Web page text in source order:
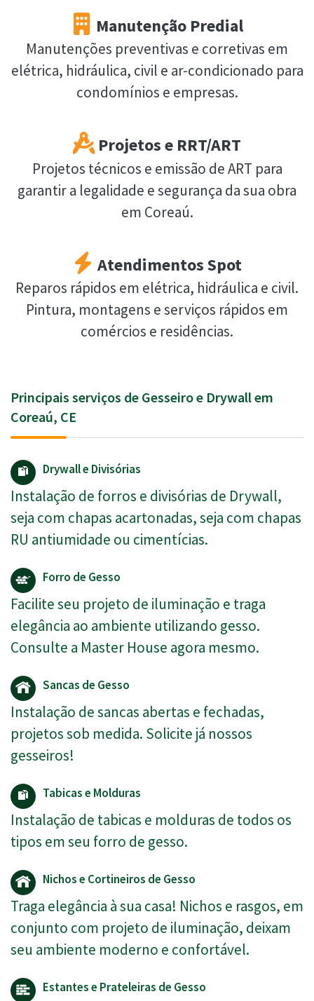
Manutenção Predial
Manutenções preventivas e corretivas em
elétrica, hidráulica, civil e ar-condicionado para
condomínios e empresas.
Projetos e RRT/ART
Projetos técnicos e emissão de ART para
garantir a legalidade e segurança da sua obra
em Coreaú.
Atendimentos Spot
Reparos rápidos em elétrica, hidráulica e civil.
Pintura, montagens e serviços rápidos em
comércios e residências.
Principais serviços de Gesseiro e Drywall em
Coreaú, CE
Drywall e Divisórias
Instalação de forros e divisórias de Drywall,
seja com chapas acartonadas, seja com chapas
RU antiumidade ou cimentícias.
Forro de Gesso
Facilite seu projeto de iluminação e traga
elegância ao ambiente utilizando gesso.
Consulte a Master House agora mesmo.
Sancas de Gesso
Instalação de sancas abertas e fechadas,
projetos sob medida. Solicite já nossos
gesseiros!
Tabicas e Molduras
Instalação de tabicas e molduras de todos os
tipos em seu forro de gesso.
Nichos e Cortineiros de Gesso
Traga elegância à sua casa! Nichos e rasgos, em
conjunto com projeto de iluminação, deixam
seu ambiente moderno e confortável.
Estantes e Prateleiras de Gesso